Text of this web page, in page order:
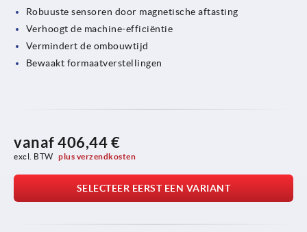
Robuuste sensoren door magnetische aftasting
Verhoogt de machine-efficiëntie
Vermindert de ombouwtijd
Bewaakt formaatverstellingen
vanaf 406,44 €
excl. BTW plus verzendkosten
SELECTEER EERST EEN VARIANT